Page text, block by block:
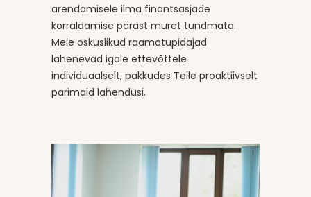
arendamisele ilma finantsasjade
korraldamise pärast muret tundmata.
Meie oskuslikud raamatupidajad
lähenevad igale ettevõttele
individuaalselt, pakkudes Teile proaktiivselt
parimaid lahendusi.